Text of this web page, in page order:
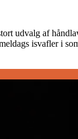
udvalg af
isvafler i